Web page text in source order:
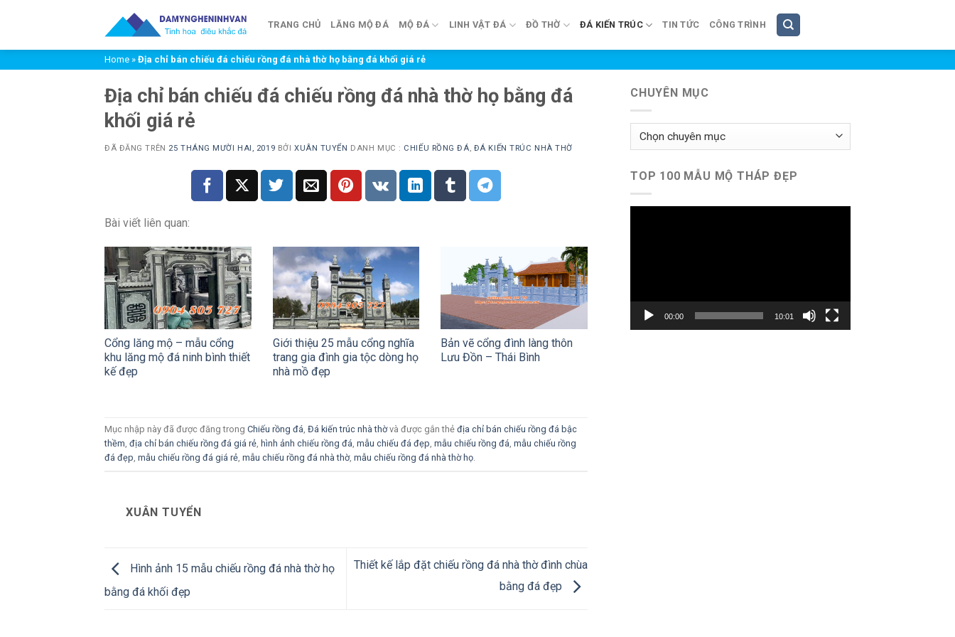
TRANG CHỦ LĂNG MỘ ĐÁ MỘ ĐÁ LINH VẬT ĐÁ ĐỒ THỜ ĐÁ KIẾN TRÚC TIN TỨC CÔNG TRÌNH
Home » Địa chỉ bán chiếu đá chiếu rồng đá nhà thờ họ bằng đá khối giá rẻ
Địa chỉ bán chiếu đá chiếu rồng đá nhà thờ họ bằng đá
khối giá rẻ
ĐÃ ĐĂNG TRÊN 25 THÁNG MƯỜI HAI, 2019 BỞI XUÂN TUYỂN DANH MỤC : CHIẾU RỒNG ĐÁ ĐÁ KIẾN TRÚC NHÀ THỜ
Bài viết liên quan:
Cổng lăng mộ – mẫu cổng
khu lăng mộ đá ninh bình thiết
kế đẹp
Giới thiệu 25 mẫu cổng nghĩa
trang gia đình gia tộc dòng họ
nhà mồ đẹp
Bản vẽ cổng đình làng thôn
Lưu Đồn – Thái Bình
Mục nhập này đã được đăng trong Chiếu rồng đá, Đá kiến trúc nhà thờvà được gắn thẻ địa chỉ bán chiếu rồng đá bậc
thềm, địa chỉ bán chiếu rồng đá giá rẻ, hình ảnh chiếu rồng đá, mẫu chiếu đá đẹp, mẫu chiếu rồng đá, mẫu chiếu rồng
đá đẹp, mẫu chiếu rồng đá giá rẻ, mẫu chiếu rồng đá nhà thờ, mẫu chiếu rồng đá nhà thờ họ.
XUÂN TUYỂN
Hình ảnh 15 mẫu chiếu rồng đá nhà thờ họ
bằng đá khối đẹp
Thiết kế lắp đặt chiếu rồng đá nhà thờ đình chùa
bằng đá đẹp
CHUYÊN MỤC
Chuyên
mục
TOP 100 MẪU MỘ THÁP ĐẸP
00:00 10:01